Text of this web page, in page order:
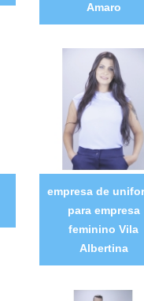
Amaro
empresa de
para empresa
feminino Vila
Albertina